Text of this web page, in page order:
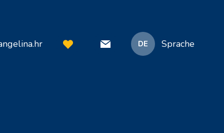
DE Sprache